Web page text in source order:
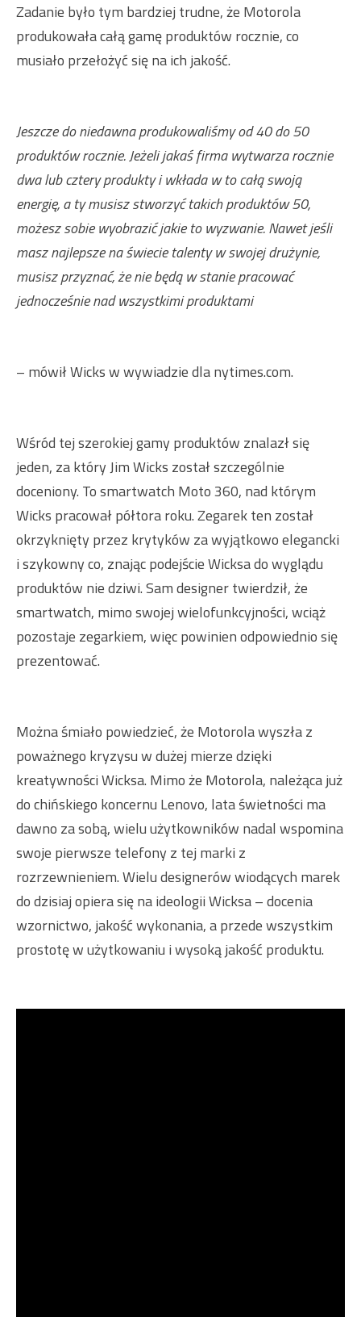
Zadanie było tym bardziej trudne, że Motorola
produkowała całą gamę produktów rocznie, co
musiało przełożyć się na ich jakość.
Jeszcze do niedawna produkowaliśmy od 40 do 50
produktów rocznie. Jeżeli jakaś firma wytwarza rocznie
dwa lub cztery produkty i wkłada w to całą swoją
energię, a ty musisz stworzyć takich produktów 50,
możesz sobie wyobrazić jakie to wyzwanie. Nawet jeśli
masz najlepsze na świecie talenty w swojej drużynie,
musisz przyznać, że nie będą w stanie pracować
jednocześnie nad wszystkimi produktami
– mówił Wicks w wywiadzie dla nytimes.com.
Wśród tej szerokiej gamy produktów znalazł się
jeden, za który Jim Wicks został szczególnie
doceniony. To smartwatch Moto 360, nad którym
Wicks pracował półtora roku. Zegarek ten został
okrzyknięty przez krytyków za wyjątkowo elegancki
i szykowny co, znając podejście Wicksa do wyglądu
produktów nie dziwi. Sam designer twierdził, że
smartwatch, mimo swojej wielofunkcyjności, wciąż
pozostaje zegarkiem, więc powinien odpowiednio się
prezentować.
Można śmiało powiedzieć, że Motorola wyszła z
poważnego kryzysu w dużej mierze dzięki
kreatywności Wicksa. Mimo że Motorola, należąca już
do chińskiego koncernu Lenovo, lata świetności ma
dawno za sobą, wielu użytkowników nadal wspomina
swoje pierwsze telefony z tej marki z
rozrzewnieniem. Wielu designerów wiodących marek
do dzisiaj opiera się na ideologii Wicksa – docenia
wzornictwo, jakość wykonania, a przede wszystkim
prostotę w użytkowaniu i wysoką jakość produktu.